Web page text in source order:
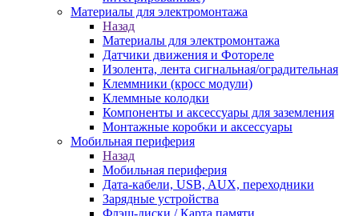
Материалы для электромонтажа
Назад
Материалы для электромонтажа
Датчики движения и Фотореле
Изолента, лента сигнальная/оградительная
Клеммники (кросс модули)
Клеммные колодки
Компоненты и аксессуары для заземления
Монтажные коробки и аксессуары
Мобильная периферия
Назад
Мобильная периферия
Дата-кабели, USB, AUX, переходники
Зарядные устройства
Флэш-диски / Карта памяти